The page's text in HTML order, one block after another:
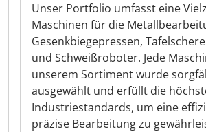
Unser Portfolio umfasst eine
Maschinen für die
Gesenkbiegepressen,
und Schweißroboter. Jede
unserem Sortiment wurde
ausgewählt und erfüllt die
Industriestandards, um eine
präzise Bearbeitung zu